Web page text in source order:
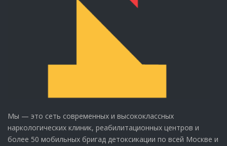
Мы — это сеть современных и высококлассных
наркологических клиник, реабилитационных центров и
более 50 мобильных бригад детоксикации по всей Москве и